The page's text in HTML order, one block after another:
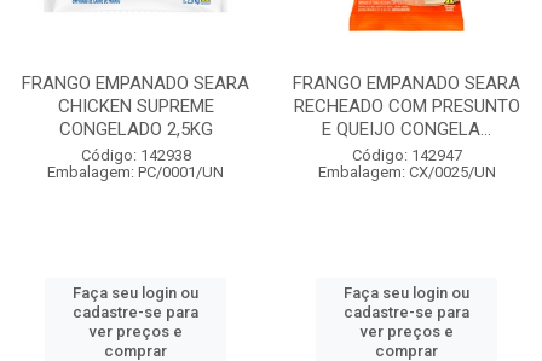
FRANGO EMPANADO SEARA
CHICKEN SUPREME
CONGELADO 2,5KG
Código: 142938
Embalagem: PC/0001/UN
Faça seu login ou
cadastre-se para
ver preços e
comprar
FRANGO EMPANADO SEARA
RECHEADO COM PRESUNTO
E QUEIJO CONGELA...
Código: 142947
Embalagem: CX/0025/UN
Faça seu login ou
cadastre-se para
ver preços e
comprar